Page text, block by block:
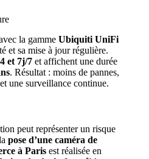
la gamme Ubiquiti UniFi
et sa mise à jour régulière.
et 7j/7 et affichent une durée
. Résultat : moins de pannes,
une surveillance continue.
peut représenter un risque
pose d’une caméra de
à Paris est réalisée en